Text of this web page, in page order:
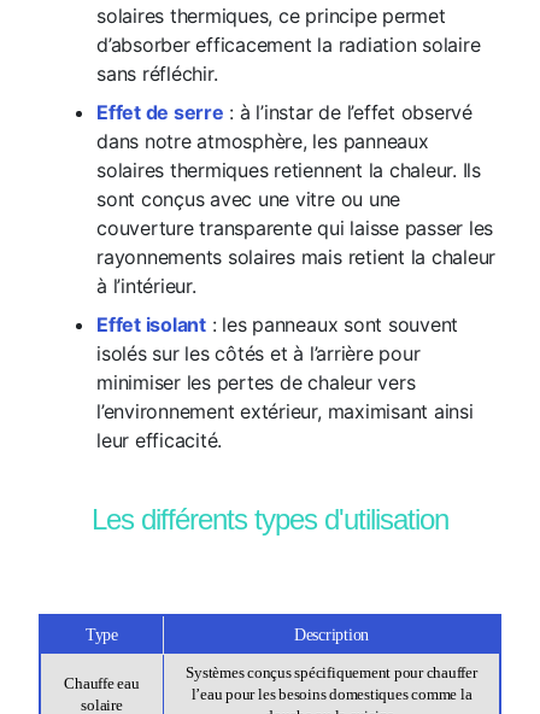
solaires thermiques, ce principe permet
d’absorber efficacement la radiation solaire
sans réfléchir.
Effet de serre : à l’instar de l’effet observé
dans notre atmosphère, les panneaux
solaires thermiques retiennent la chaleur. Ils
sont conçus avec une vitre ou une
couverture transparente qui laisse passer les
rayonnements solaires mais retient la chaleur
à l’intérieur.
Effet isolant: les panneaux sont souvent
isolés sur les côtés et à l’arrière pour
minimiser les pertes de chaleur vers
l’environnement extérieur, maximisant ainsi
leur efficacité.
Les différents types d'utilisation
Type Description
Chauffe eau
solaire
Systèmes conçus spécifiquement pour chauffer
l’eau pour les besoins domestiques comme la